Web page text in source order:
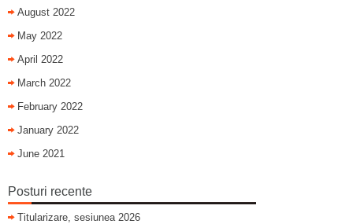
August 2022
May 2022
April 2022
March 2022
February 2022
January 2022
June 2021
Posturi recente
Titularizare, sesiunea 2026